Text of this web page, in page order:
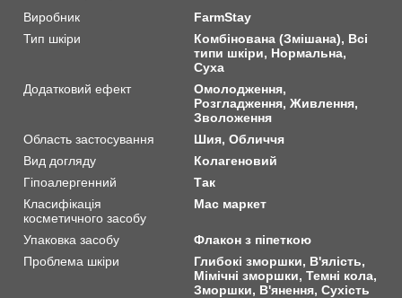
Виробник
FarmStay
Тип шкіри
Комбінована (Змішана), Всі
типи шкіри, Нормальна,
Суха
Додатковий ефект
Омолодження,
Розгладження, Живлення,
Зволоження
Область застосування
Шия, Обличчя
Вид догляду
Колагеновий
Гіпоалергенний
Так
Класифікація
косметичного засобу
Мас маркет
Упаковка засобу
Флакон з піпеткою
Проблема шкіри
Глибокі зморшки, В'ялість,
Мімічні зморшки, Темні кола,
Зморшки, В'янення, Сухість